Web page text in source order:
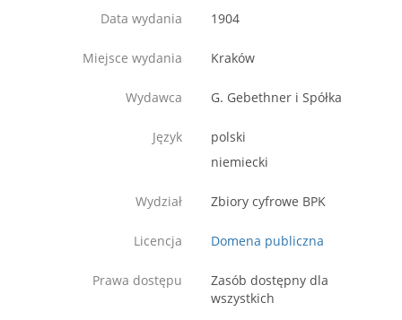
Data wydania 1904
Miejsce wydania Kraków
Wydawca G. Gebethner i Spółka
Język
polski
niemiecki
Wydział Zbiory cyfrowe BPK
Licencja Domena publiczna
Prawa dostępu
Zasób dostępny dla
wszystkich